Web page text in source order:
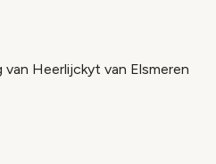
van Heerlijckyt van Elsmeren